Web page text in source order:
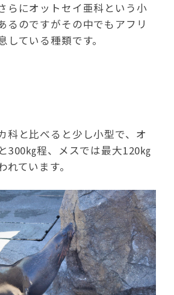
らにオットセイ亜科という小
るのですがその中でもアフリ
している種類です。
科と比べると少し小型で、オ
300㎏程、メスでは最大120㎏
ています。